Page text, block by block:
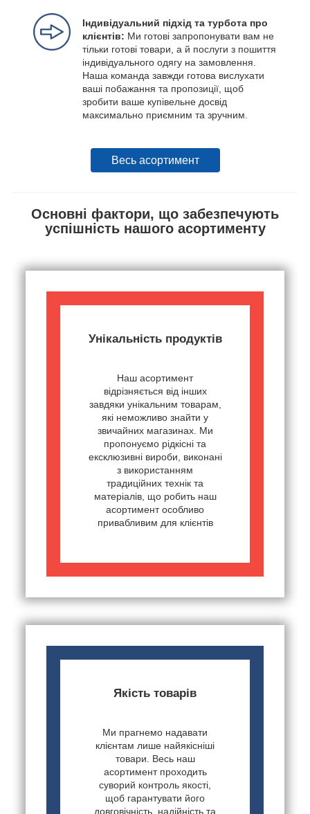
Індивідуальний підхід та турбота про
клієнтів: Ми готові запропонувати вам не
тільки готові товари, а й послуги з пошиття
індивідуального одягу на замовлення.
Наша команда завжди готова вислухати
ваші побажання та пропозиції, щоб
зробити ваше купівельне досвід
максимально приємним та зручним.
Весь асортимент
Основні фактори, що забезпечують
успішність нашого асортименту
Унікальність продуктів
Наш асортимент
відрізняється від інших
завдяки унікальним товарам,
які неможливо знайти у
звичайних магазинах. Ми
пропонуємо рідкісні та
ексклюзивні вироби, виконані
з використанням
традиційних технік та
матеріалів, що робить наш
асортимент особливо
привабливим для клієнтів
Якість товарів
Ми прагнемо надавати
клієнтам лише найякісніші
товари. Весь наш
асортимент проходить
суворий контроль якості,
щоб гарантувати його
довговічність, надійність та